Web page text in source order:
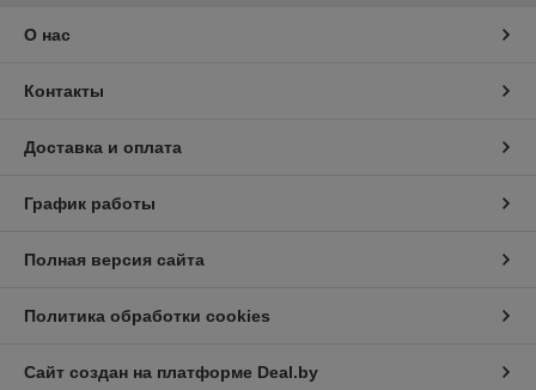
О нас
Контакты
Доставка и оплата
График работы
Полная версия сайта
Политика обработки cookies
Сайт создан на платформе Deal.by